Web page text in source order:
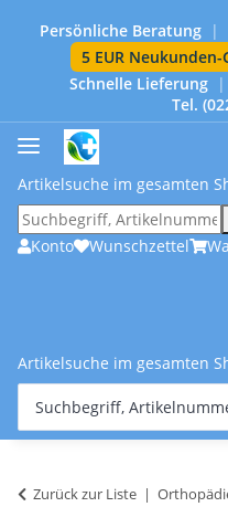
Persönliche Beratung |
5 EUR Neukunden-
Schnelle Lieferung
|
Tel.
Artikelsuche im gesamten
Konto
Wunschzettel
Artikelsuche im gesamten
Zurück zur Liste